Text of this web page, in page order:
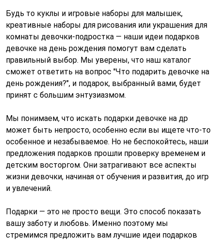
Будь то куклы и игровые наборы для малышек,
креативные наборы для рисования или украшения для
комнаты девочки-подростка — наши идеи подарков
девочке на день рождения помогут вам сделать
правильный выбор. Мы уверены, что наш каталог
сможет ответить на вопрос "Что подарить девочке на
день рождения?", и подарок, выбранный вами, будет
принят с большим энтузиазмом.
Мы понимаем, что искать подарки девочке на др
может быть непросто, особенно если вы ищете что-то
особенное и незабываемое. Но не беспокойтесь, наши
предложения подарков прошли проверку временем и
детским восторгом. Они затрагивают все аспекты
жизни девочки, начиная от обучения и развития, до игр
и увлечений.
Подарки — это не просто вещи. Это способ показать
вашу заботу и любовь. Именно поэтому мы
стремимся предложить вам лучшие идеи подарков